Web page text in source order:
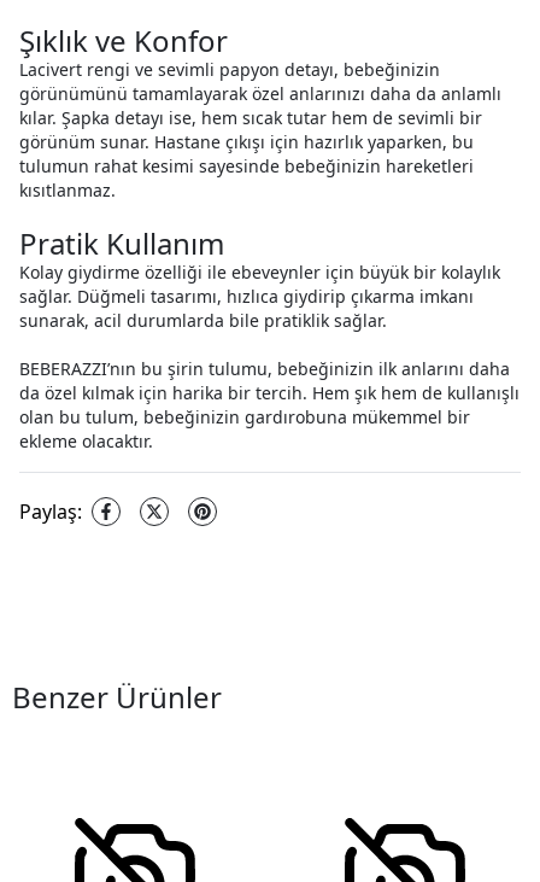
Şıklık ve Konfor
Lacivert rengi ve sevimli papyon detayı, bebeğinizin
görünümünü tamamlayarak özel anlarınızı daha da anlamlı
kılar. Şapka detayı ise, hem sıcak tutar hem de sevimli bir
görünüm sunar. Hastane çıkışı için hazırlık yaparken, bu
tulumun rahat kesimi sayesinde bebeğinizin hareketleri
kısıtlanmaz.
Pratik Kullanım
Kolay giydirme özelliği ile ebeveynler için büyük bir kolaylık
sağlar. Düğmeli tasarımı, hızlıca giydirip çıkarma imkanı
sunarak, acil durumlarda bile pratiklik sağlar.
BEBERAZZI’nın bu şirin tulumu, bebeğinizin ilk anlarını daha
da özel kılmak için harika bir tercih. Hem şık hem de kullanışlı
olan bu tulum, bebeğinizin gardırobuna mükemmel bir
ekleme olacaktır.
Paylaş:
Benzer Ürünler